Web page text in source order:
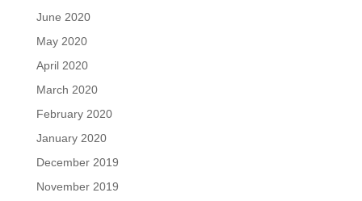
June 2020
May 2020
April 2020
March 2020
February 2020
January 2020
December 2019
November 2019